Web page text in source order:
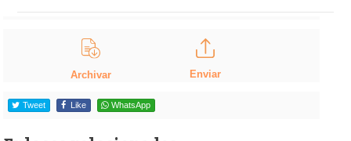
Archivar Enviar
Tweet Like WhatsApp